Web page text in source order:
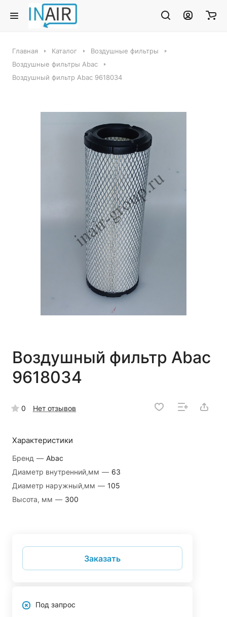
Главная Каталог
Воздушные фильтры
Воздушные фильтры Abac
Воздушный фильтр Abac 9618034
Воздушный фильтр Abac
9618034
0 Нет отзывов
Характеристики
Бренд — Abac
Диаметр внутренний,мм — 63
Диаметр наружный,мм — 105
Высота, мм — 300
Заказать
Под запрос